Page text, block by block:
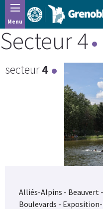
Panneau de gestion des cookies
Menu
Secteur 4
secteur4
Alliés-Alpins - Beauvert
Boulevards -